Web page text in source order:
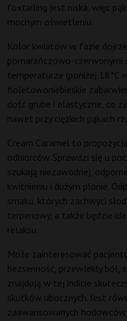
foxtailing jest niska, więc
mocnym oświetleniu.
Kolor kwiatów w fazie
pomarańczowo-czerwonymi
temperaturze (poniżej 18°C
fioletowoniebieskie
dość grube i elastyczne, co
nawet przy ciężkich pąkach
Cream Caramel to
odbiorców. Sprawdzi się u
szukają niezawodnej,
kwitnieniu i dużym plonie.
smaku, których zachwyci
terpenowy, a także będzie
relaksu.
Może zainteresować
bezsenność, przewlekły ból,
znajdują w tej indicie
skutków ubocznych. Jest
zaawansowanych